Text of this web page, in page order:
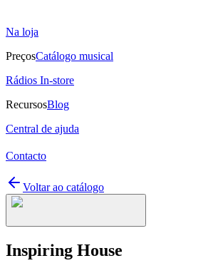
Na loja
PreçosCatálogo musical
Rádios In-store
RecursosBlog
Central de ajuda
Contacto
Voltar ao catálogo
Inspiring House